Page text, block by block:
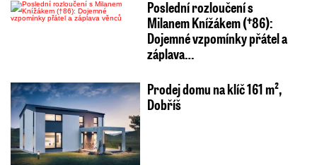
Poslední rozloučení s
Milanem Knížákem (†86):
Dojemné vzpomínky přátel a
záplava…
Prodej domu na klíč 161 m²,
Dobříš